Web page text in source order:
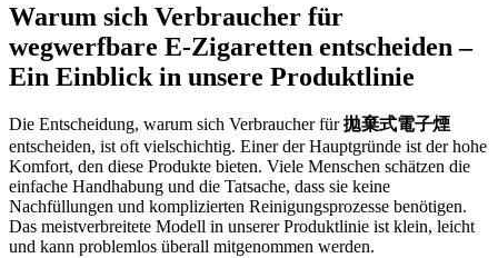
Warum sich Verbraucher für
wegwerfbare E-Zigaretten entscheiden –
Ein Einblick in unsere Produktlinie
Die Entscheidung, warum sich Verbraucher für拋棄式電子煙
entscheiden, ist oft vielschichtig. Einer der Hauptgründe ist der hohe
Komfort, den diese Produkte bieten. Viele Menschen schätzen die
einfache Handhabung und die Tatsache, dass sie keine
Nachfüllungen und komplizierten Reinigungsprozesse benötigen.
Das meistverbreitete Modell in unserer Produktlinie ist klein, leicht
und kann problemlos überall mitgenommen werden.